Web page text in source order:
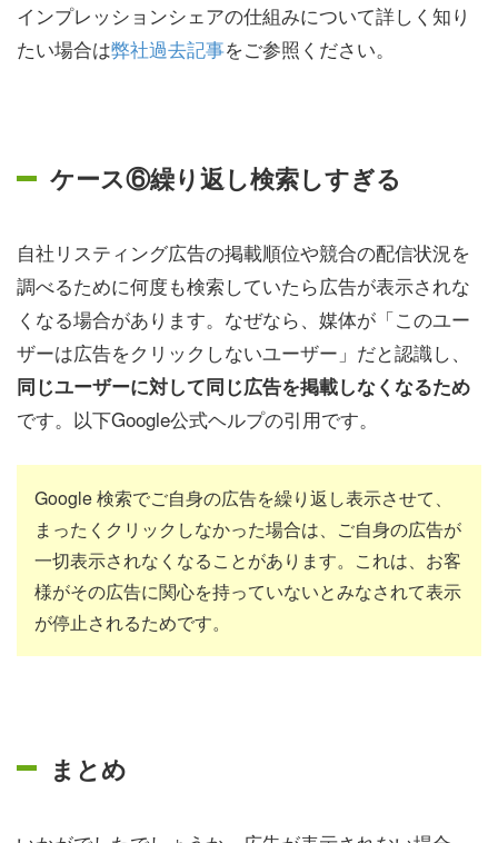
インプレッションシェアの仕組みについて詳しく知り
たい場合は弊社過去記事をご参照ください。
ケース⑥繰り返し検索しすぎる
自社リスティング広告の掲載順位や競合の配信状況を
調べるために何度も検索していたら広告が表示されな
くなる場合があります。なぜなら、媒体が「このユー
ザーは広告をクリックしないユーザー」だと認識し、
同じユーザーに対して同じ広告を掲載しなくなるため
です。以下Google公式ヘルプの引用です。
Google 検索でご自身の広告を繰り返し表示させて、
まったくクリックしなかった場合は、ご自身の広告が
一切表示されなくなることがあります。これは、お客
様がその広告に関心を持っていないとみなされて表示
が停止されるためです。
まとめ